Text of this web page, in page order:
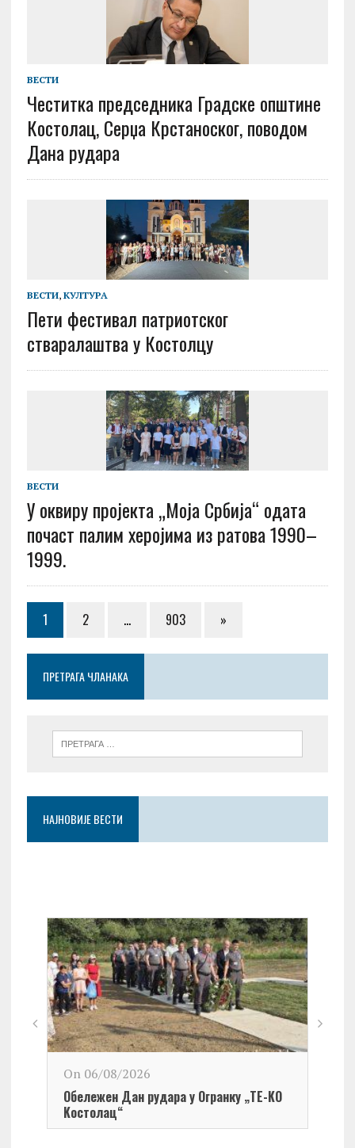
ВЕСТИ
Честитка председника Градске општине
Костолац, Серџа Крстаноског, поводом
Дана рудара
ВЕСТИ, КУЛТУРА
Пети фестивал патриотског
стваралаштва у Костолцу
ВЕСТИ
У оквиру пројекта „Моја Србија“ одата
почаст палим херојима из ратова 1990–
1999.
1 2 … 903 »
ПРЕТРАГА ЧЛАНАКА
НАЈНОВИЈЕ ВЕСТИ
On 06/08/2026
Обележен Дан рудара у Огранку „ТЕ-KО
Kостолац“